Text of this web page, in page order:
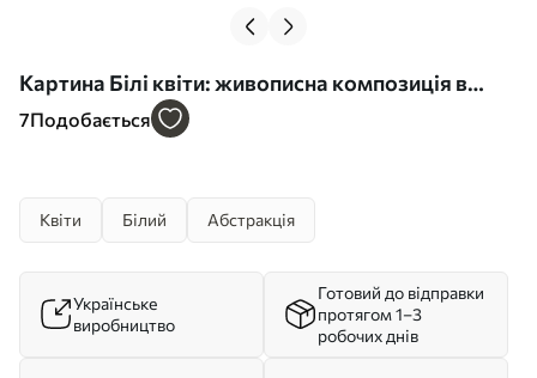
Картина Білі квіти: живописна композиція в
пастельних тонах Арт. s45533
7Подобається
Квіти Білий Абстракція
Українське
виробництво
Готовий до відправки
протягом 1–3
робочих днів